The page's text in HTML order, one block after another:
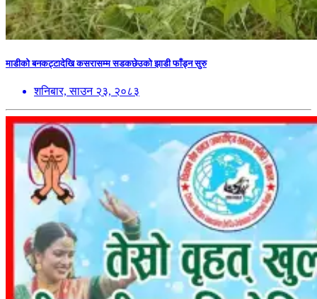
माडीको बनकट्टादेखि कसरासम्म सडकछेउको झाडी फाँड्न सुरु
शनिबार, साउन २३, २०८३